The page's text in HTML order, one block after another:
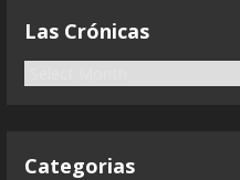
parte-3-liarla-parda-
Qanon que ha
Las Crónicas
C
Categorias